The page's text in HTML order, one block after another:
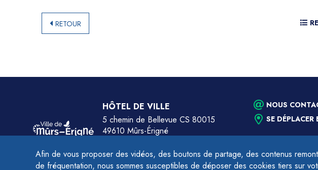
Afin de vous proposer des vidéos, des boutons de partage, des contenus
de fréquentation, nous sommes susceptibles de déposer des cookies tiers sur
RETOUR
HÔTEL DE VILLE
5 chemin de Bellevue CS 80015
49610 Mûrs-Érigné
NOUS
SE DÉPLACER